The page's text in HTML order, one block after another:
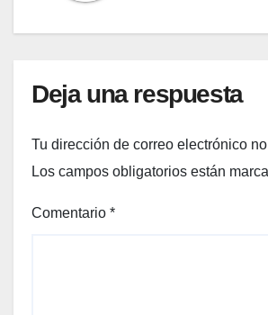
Deja una respuesta
Tu dirección de correo electrónico
Los campos obligatorios están
Comentario *